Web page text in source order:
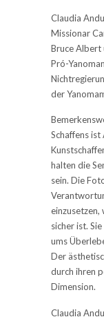
Claudia
Missionar
Bruce Albert
Pró-
der
Schaffens
halten die
sein. Die
sicher ist.
ums
Der
durch ihren
Dimension.
Claudia